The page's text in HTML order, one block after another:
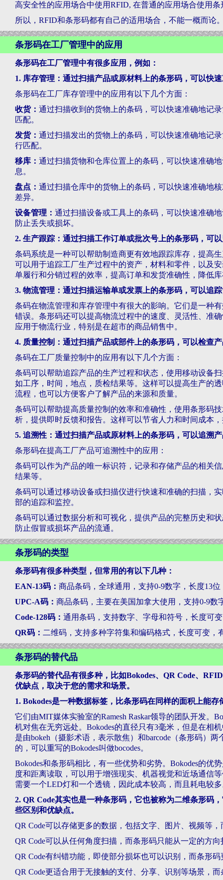
高安全性的应用场合中使用RFID, 在普通的应用场合使用
所以，RFID和条形码都有自己的适用场合，不能一概而论
条形码在工厂管理中的应用
条形码在工厂管理中有很多应用，例如：
1. 库存管理：通过扫描产品或原材料上的条形码，可以快
条形码在工厂库存管理中的应用有以下几个方面：
收货： 通过扫描收到的货物上的条码，可以快速准确地记
匹配。
发货： 通过扫描发出的货物上的条码，可以快速准确地记
行匹配。
移库： 通过扫描货物和仓库位置上的条码，可以快速准确
息。
盘点： 通过扫描仓库中的货物上的条码，可以快速准确地
差异。
设备管理： 通过扫描设备或工具上的条码，可以快速准确
防止丢失或损坏。
2. 生产跟踪：通过扫描工作订单或批次号上的条形码，可
条码系统是一种可以帮助制造商更有效地跟踪库存，提高
可以用于追踪工厂生产过程中的资产，材料和零件，以及
单履行和分销过程的效率，提高订单和发货准确性，降低
3. 物流管理：通过扫描运输单或发票上的条形码，可以追
条码在物流管理和库存管理中有很大的影响。它们是一种
错误。条形码还可以提高物流过程中的速度、灵活性、准
应用于物流行业，特别是在超市的商品销售中。
4. 质量控制：通过扫描产品或部件上的条形码，可以检查
条码在工厂质量控制中的应用有以下几个方面：
条码可以帮助追踪产品的生产过程和状态，使用移动设备
如工序，时间，地点，质检结果等。这样可以提高生产的
流程，也可以方便客户了解产品的来源和质量。
条码可以帮助提高质量控制的效率和准确性，使用条形码
析，提供即时反馈和报告。这样可以节省人力和时间成本
5. 追溯性：通过扫描产品或原材料上的条形码，可以追溯
条形码在提高工厂产品可追溯性中的应用：
条码可以作为产品的唯一标识符，记录和存储产品的相关
结果等。
条码可以通过移动设备或扫描仪进行快速和准确的扫描，
部的追踪和监控。
条码可以通过数据分析和可视化，提供产品的完整历史和
防止假冒或损坏产品的流通。
条形码的类型
条形码有很多种类型，但常用的有以下几种：
EAN-13码： 商品条码，全球通用，支持0-9数字，长度13位
UPC-A码： 商品条码，主要在美国加拿大使用，支持0-9数
Code-128码： 通用条码，支持数字、字母和符号，长度可
QR码： 二维码，支持多种字符集和编码格式，长度可变，
条形码的替代品
条形码的替代品有很多种，比如Bokodes、QR Code、
优缺点，取决于您的需求和场景。
1. Bokodes是一种数据标签，比条形码在同样的面积上能存
它们由MIT媒体实验室的Ramesh Raskar领导的团队开发。
机对焦在无穷远处。Bokodes的直径只有3毫米，但是在相
是由bokeh（摄影术语，表示散焦）和barcode（条形码）
的，可以重写的Bokodes叫做bocodes。
Bokodes和条形码相比，有一些优势和劣势。Bokodes的优
度和距离读取，可以用于增强现实、机器视觉和近场通信
需要一个LED灯和一个透镜，因此成本较高，而且耗电较
2. QR Code其实也是一种条形码，它也被称为二维条形码
些区别和优缺点。
QR Code可以存储更多的数据，包括文字、图片、视频等
QR Code可以从任何角度扫描，而条形码只能从一定的方向
QR Code有纠错功能，即使部分损坏也可以识别，而条形
QR Code更适合用于无接触的支付、分享、识别等场景，